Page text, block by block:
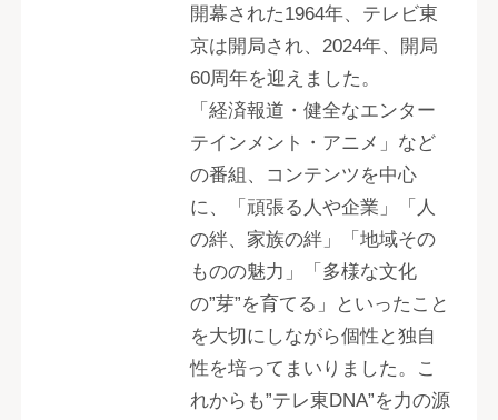
開幕された1964年、テレビ東
京は開局され、2024年、開局
60周年を迎えました。
「経済報道・健全なエンター
テインメント・アニメ」など
の番組、コンテンツを中心
に、「頑張る人や企業」「人
の絆、家族の絆」「地域その
ものの魅力」「多様な文化
の”芽”を育てる」といったこと
を大切にしながら個性と独自
性を培ってまいりました。こ
れからも”テレ東DNA”を力の源